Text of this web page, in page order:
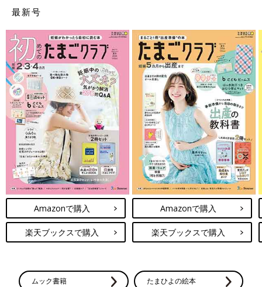
最新号
Amazonで購入
楽天ブックスで購入
Amazonで購入
楽天ブックスで購入
ムック書籍 たまひよの絵本